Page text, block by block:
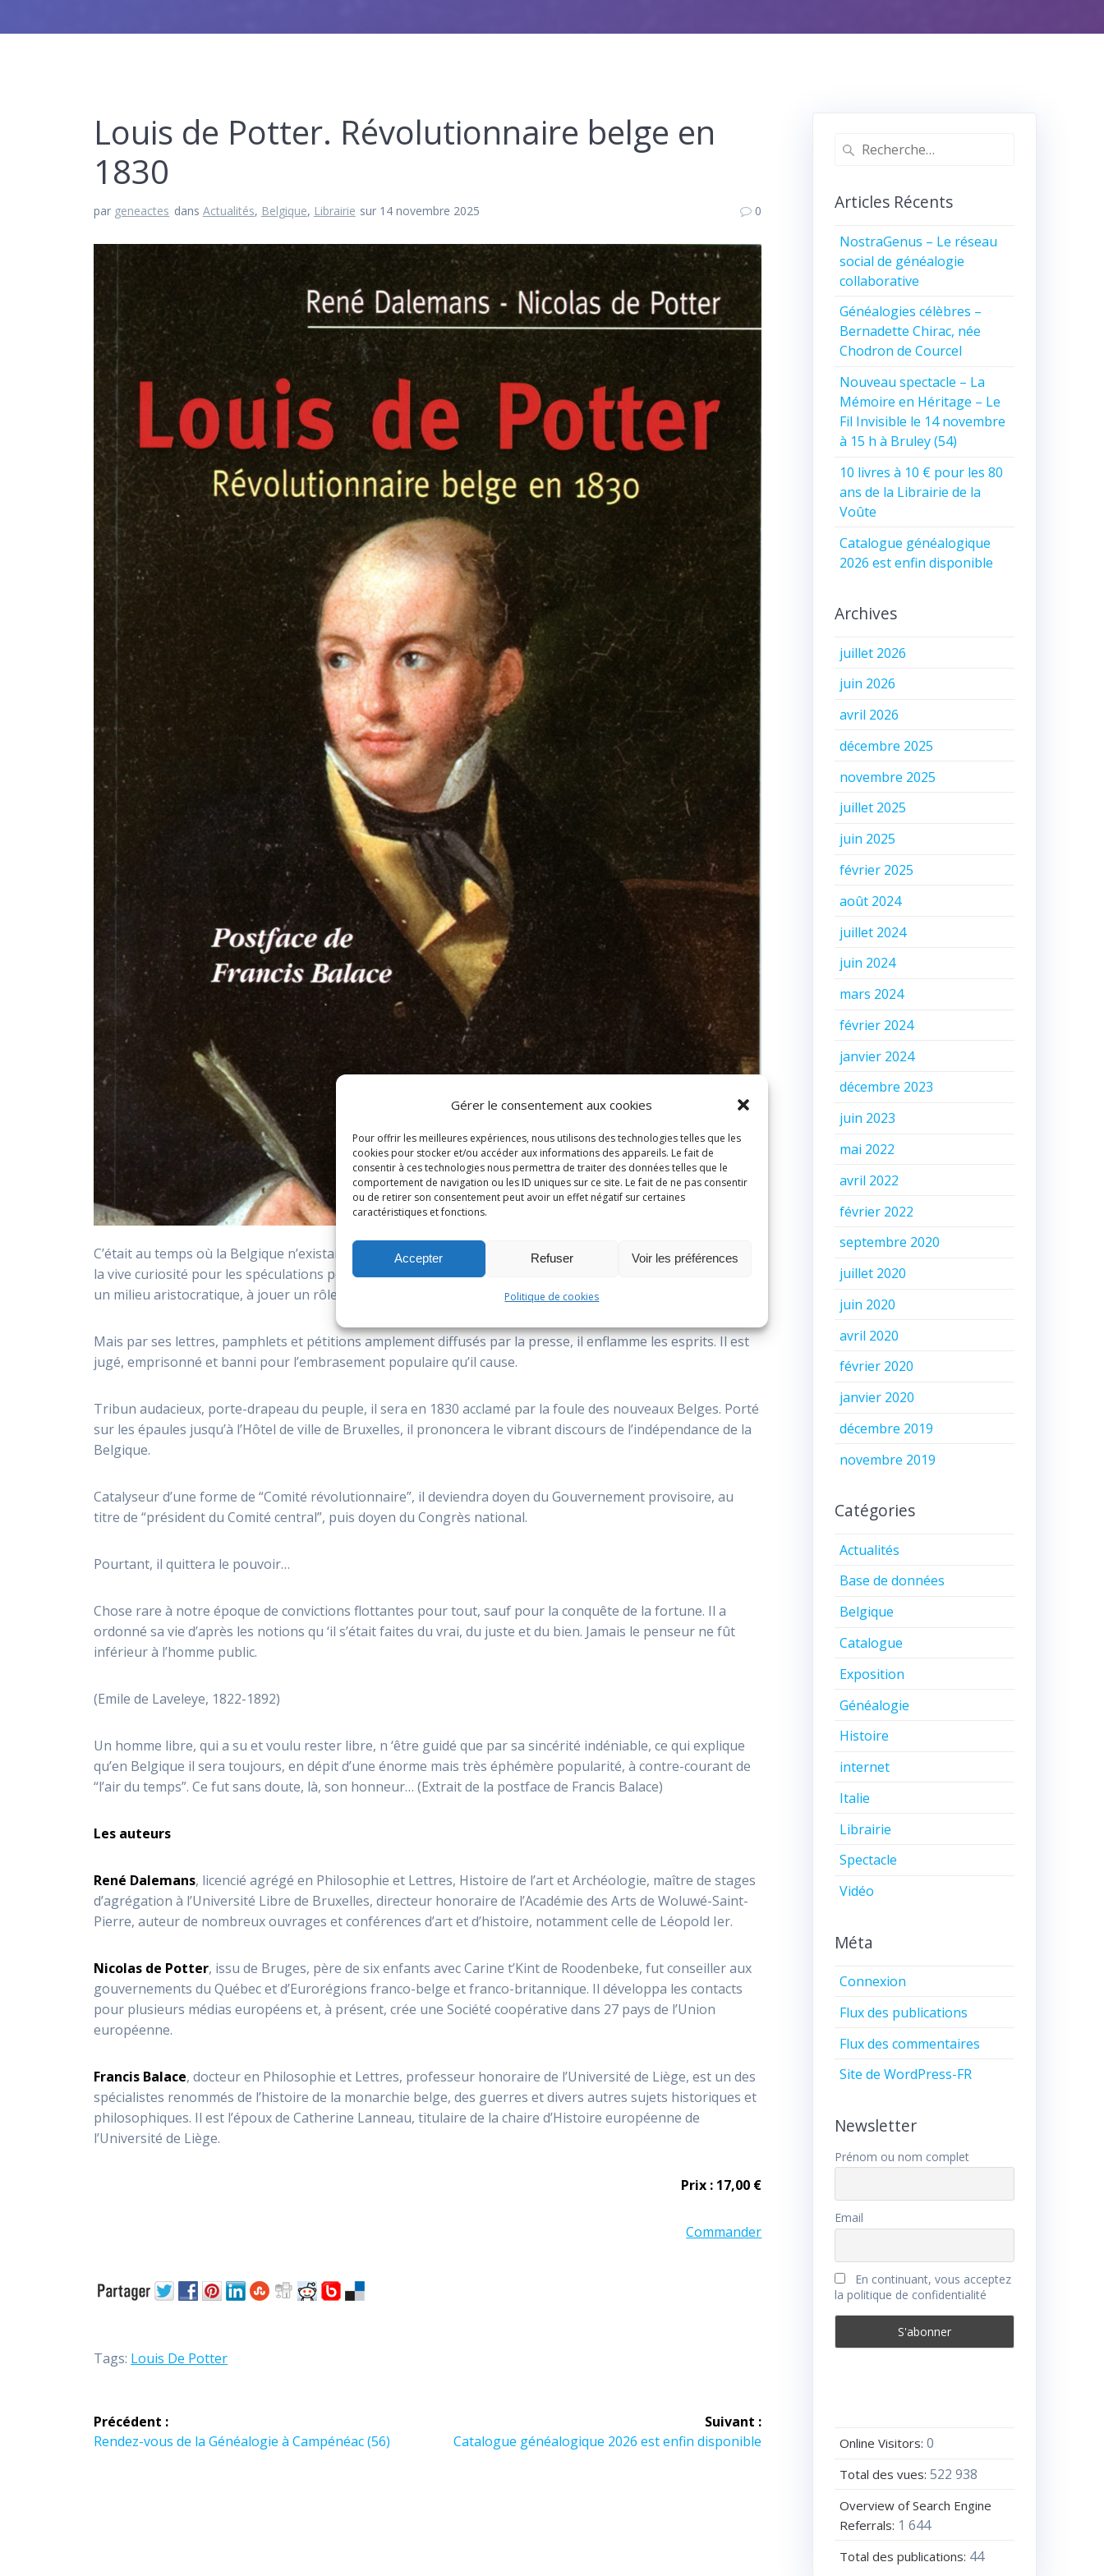
Gérer le consentement aux cookies
Pour offrir les meilleures expériences, nous utilisons des technologies telles que les
cookies pour stocker et/ou accéder aux informations des appareils. Le fait de
consentir à ces technologies nous permettra de traiter des données telles que le
comportement de navigation ou les ID uniques sur ce site. Le fait de ne pas consentir
ou de retirer son consentement peut avoir un effet négatif sur certaines
caractéristiques et fonctions.
Accepter Refuser Voir les préférences
Politique de cookies
Louis de Potter. Révolutionnaire belge en
1830
par geneactes dans Actualités, Belgique, Librairie sur 14 novembre 2025 0
C’était au temps où la Belgique n’existait pas encore. Et rien ne semblait, hormis les qualités intellectuelles et
la vive curiosité pour les spéculations politico-sociales, prédisposer Louis de Potter, ce fils de famille né dans
un milieu aristocratique, à jouer un rôle-clé dans la naissance du futur Etat belge.
Mais par ses lettres, pamphlets et pétitions amplement diffusés par la presse, il enflamme les esprits. Il est
jugé, emprisonné et banni pour l’embrasement populaire qu’il cause.
Tribun audacieux, porte-drapeau du peuple, il sera en 1830 acclamé par la foule des nouveaux Belges. Porté
sur les épaules jusqu’à l’Hôtel de ville de Bruxelles, il prononcera le vibrant discours de l’indépendance de la
Belgique.
Catalyseur d’une forme de “Comité révolutionnaire”, il deviendra doyen du Gouvernement provisoire, au
titre de “président du Comité central”, puis doyen du Congrès national.
Pourtant, il quittera le pouvoir…
Chose rare à notre époque de convictions flottantes pour tout, sauf pour la conquête de la fortune. Il a
ordonné sa vie d’après les notions qu ‘il s’était faites du vrai, du juste et du bien. Jamais le penseur ne fût
inférieur à l’homme public.
(Emile de Laveleye, 1822-1892)
Un homme libre, qui a su et voulu rester libre, n ‘être guidé que par sa sincérité indéniable, ce qui explique
qu’en Belgique il sera toujours, en dépit d’une énorme mais très éphémère popularité, à contre-courant de
“l’air du temps”. Ce fut sans doute, là, son honneur… (Extrait de la postface de Francis Balace)
Les auteurs
René Dalemans, licencié agrégé en Philosophie et Lettres, Histoire de l’art et Archéologie, maître de stages
d’agrégation à l’Université Libre de Bruxelles, directeur honoraire de l’Académie des Arts de Woluwé-Saint-
Pierre, auteur de nombreux ouvrages et conférences d’art et d’histoire, notamment celle de Léopold Ier.
Nicolas de Potter, issu de Bruges, père de six enfants avec Carine t’Kint de Roodenbeke, fut conseiller aux
gouvernements du Québec et d’Eurorégions franco-belge et franco-britannique. Il développa les contacts
pour plusieurs médias européens et, à présent, crée une Société coopérative dans 27 pays de l’Union
européenne.
Francis Balace, docteur en Philosophie et Lettres, professeur honoraire de l’Université de Liège, est un des
spécialistes renommés de l’histoire de la monarchie belge, des guerres et divers autres sujets historiques et
philosophiques. Il est l’époux de Catherine Lanneau, titulaire de la chaire d’Histoire européenne de
l’Université de Liège.
Prix : 17,00 €
Commander
Tags: Louis De Potter
Navigation
de
Précédent :
Article
Rendez-vous de la Généalogie à Campénéac (56)
Suivant :
Article
Catalogue généalogique 2026 est enfin disponible
Recherche
Articles Récents
NostraGenus – Le réseau
social de généalogie
collaborative
Généalogies célèbres –
Bernadette Chirac, née
Chodron de Courcel
Nouveau spectacle – La
Mémoire en Héritage – Le
Fil Invisible le 14 novembre
à 15 h à Bruley (54)
10 livres à 10 € pour les 80
ans de la Librairie de la
Voûte
Catalogue généalogique
2026 est enfin disponible
Archives
juillet 2026
juin 2026
avril 2026
décembre 2025
novembre 2025
juillet 2025
juin 2025
février 2025
août 2024
juillet 2024
juin 2024
mars 2024
février 2024
janvier 2024
décembre 2023
juin 2023
mai 2022
avril 2022
février 2022
septembre 2020
juillet 2020
juin 2020
avril 2020
février 2020
janvier 2020
décembre 2019
novembre 2019
Catégories
Actualités
Base de données
Belgique
Catalogue
Exposition
Généalogie
Histoire
internet
Italie
Librairie
Spectacle
Vidéo
Méta
Connexion
Flux des publications
Flux des commentaires
Site de WordPress-FR
Newsletter
Prénom ou nom complet
Email
En continuant, vous acceptez
la politique de confidentialité
Online Visitors:0
Total des vues:522 938
Overview of Search Engine
Referrals: 1 644
Total des publications: 44